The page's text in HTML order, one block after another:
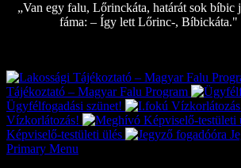
„Van egy falu, Lőrinckáta, határát sok bíbic
fáma: – Így lett Lőrinc-,
Tájékoztató – Magyar Falu Program
Ügyfélfogadási szünet!
Vízkorlátozás!
Képviselő-testületi ülés
Primary Menu